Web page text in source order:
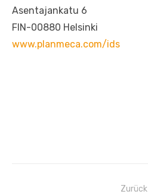
Asentajankatu 6
FIN-00880 Helsinki
www.planmeca.com/ids
Beitragsnavigation
Zurück